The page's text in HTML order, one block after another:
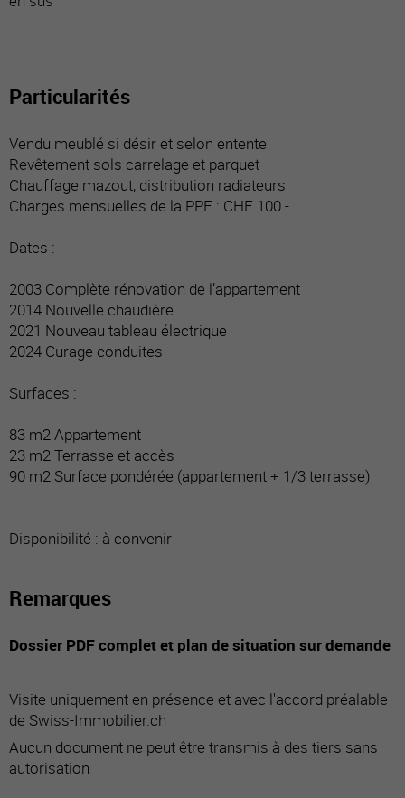
Particularités
Vendu meublé si désir et selon entente
Revêtement sols carrelage et parquet
Chauffage mazout, distribution radiateurs
Charges mensuelles de la PPE : CHF 100.-
Dates :
2003 Complète rénovation de l’appartement
2014 Nouvelle chaudière
2021 Nouveau tableau électrique
2024 Curage conduites
Surfaces :
83 m2 Appartement
23 m2 Terrasse et accès
90 m2 Surface pondérée (appartement + 1/3 terrasse)
Disponibilité : à convenir
Remarques
Dossier PDF complet et plan de situation sur demande
Visite uniquement en présence et avec l'accord préalable
de Swiss-Immobilier.ch
Aucun document ne peut être transmis à des tiers sans
autorisation